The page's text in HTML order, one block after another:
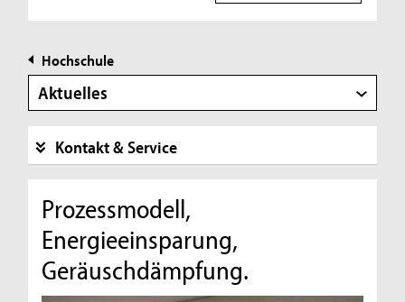
Hochschule
Aktuelles
Kontakt & Service
Prozessmodell,
Energieeinsparung,
Geräuschdämpfung.